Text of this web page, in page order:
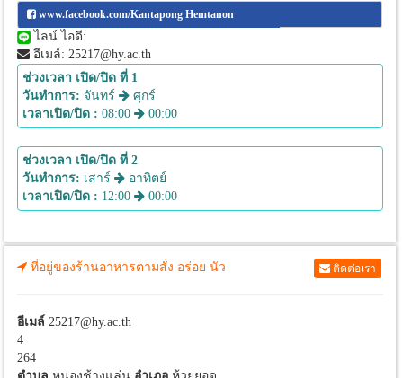
www.facebook.com/Kantapong Hemtanon
ไลน์ ไอดี:
อีเมล์: 25217@hy.ac.th
ช่วงเวลา เปิด/ปิด ที่ 1
วันทำการ: จันทร์
ศุกร์
เวลาเปิด/ปิด : 08:00 00:00
ช่วงเวลา เปิด/ปิด ที่ 2
วันทำการ: เสาร์
อาทิตย์
เวลาเปิด/ปิด : 12:00 00:00
ที่อยู่ของร้านอาหารตามสั่ง อร่อย นัว ติดต่อเรา
อีเมล์ 25217@hy.ac.th
4
264